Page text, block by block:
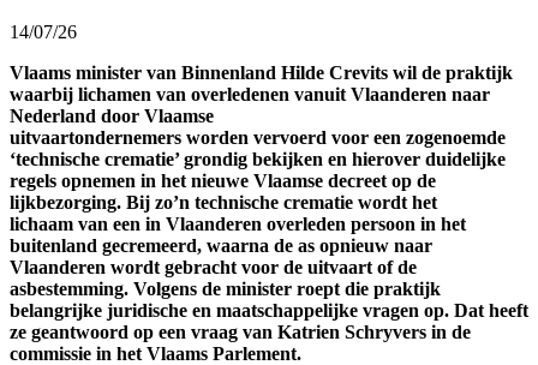
14/07/26
Vlaams minister van Binnenland Hilde Crevits wil de praktijk
waarbij lichamen van overledenen vanuit Vlaanderen naar
Nederland door Vlaamse
uitvaartondernemers worden vervoerd voor een zogenoemde
‘technische crematie’ grondig bekijken en hierover duidelijke
regels opnemen in het nieuwe Vlaamse decreet op de
lijkbezorging. Bij zo’n technische crematie wordt het
lichaam van een in Vlaanderen overleden persoon in het
buitenland gecremeerd, waarna de as opnieuw naar
Vlaanderen wordt gebracht voor de uitvaart of de
asbestemming. Volgens de minister roept die praktijk
belangrijke juridische en maatschappelijke vragen op. Dat heeft
ze geantwoord op een vraag van Katrien Schryvers in de
commissie in het Vlaams Parlement.